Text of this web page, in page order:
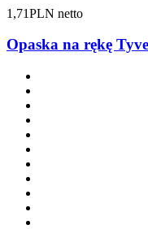
1,71PLN netto
Opaska na rękę